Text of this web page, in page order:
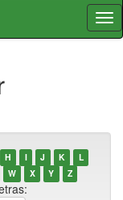
H I J K
L
W X Y Z